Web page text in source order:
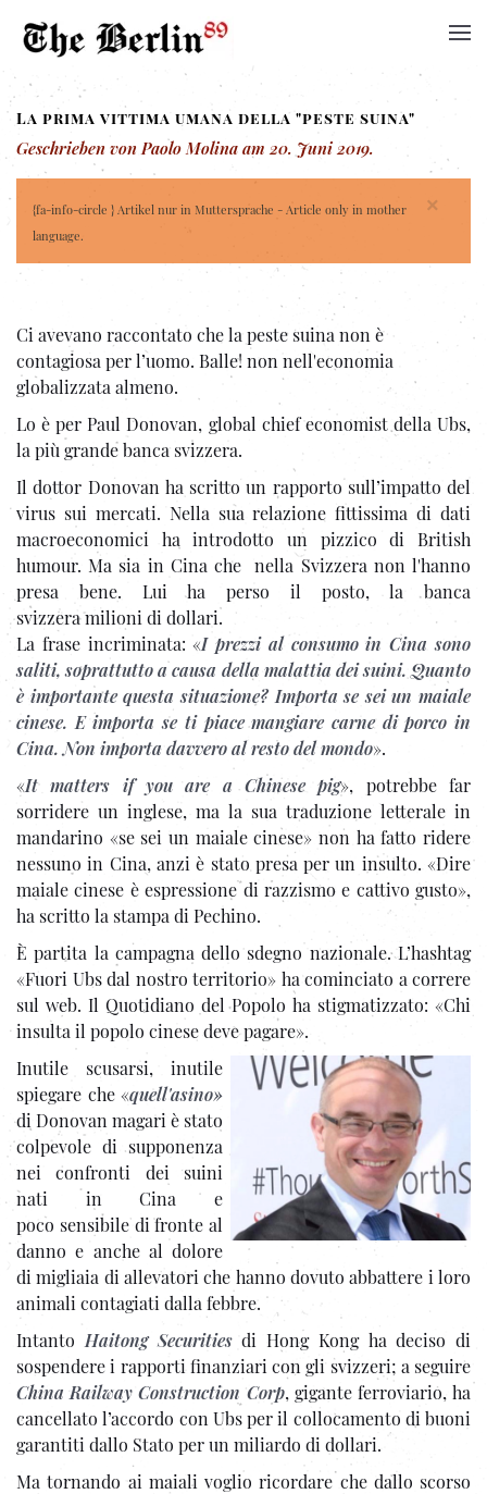
La prima vittima umana della "peste suina"
Geschrieben von Paolo Molina am20. Juni 2019.
×
{fa-info-circle } Artikel nur in Muttersprache - Article only in mother
language.
Ci avevano raccontato che la peste suina non è
contagiosa per l’uomo. Balle! non nell'economia
globalizzata almeno.
Lo è per Paul Donovan, global chief economist della Ubs,
la più grande banca svizzera.
Il dottor Donovan ha scritto un rapporto sull’impatto del
virus sui mercati. Nella sua relazione fittissima di dati
macroeconomici ha introdotto un pizzico di British
humour. Ma sia in Cina che nella Svizzera non l'hanno
presa bene. Lui ha perso il posto, la banca
svizzera milioni di dollari.
La frase incriminata: «I prezzi al consumo in Cina sono
saliti, soprattutto a causa della malattia dei suini. Quanto
è importante questa situazione? Importa se sei un maiale
cinese. E importa se ti piace mangiare carne di porco in
Cina. Non importa davvero al resto del mondo».
«It matters if you are a Chinese pig», potrebbe far
sorridere un inglese, ma la sua traduzione letterale in
mandarino «se sei un maiale cinese» non ha fatto ridere
nessuno in Cina, anzi è stato presa per un insulto. «Dire
maiale cinese è espressione di razzismo e cattivo gusto»,
ha scritto la stampa di Pechino.
È partita la campagna dello sdegno nazionale. L’hashtag
«Fuori Ubs dal nostro territorio» ha cominciato a correre
sul web. Il Quotidiano del Popolo ha stigmatizzato: «Chi
insulta il popolo cinese deve pagare».
Inutile scusarsi, inutile
spiegare che «quell'asino»
di Donovan magari è stato
colpevole di supponenza
nei confronti dei suini
nati in Cina e
poco sensibile di fronte al
danno e anche al dolore
di migliaia di allevatori che hanno dovuto abbattere i loro
animali contagiati dalla febbre.
Intanto Haitong Securitiesdi Hong Kong ha deciso di
sospendere i rapporti finanziari con gli svizzeri; a seguire
China Railway Construction Corp, gigante ferroviario, ha
cancellato l’accordo con Ubs per il collocamento di buoni
garantiti dallo Stato per un miliardo di dollari.
Ma tornando ai maiali voglio ricordare che dallo scorso